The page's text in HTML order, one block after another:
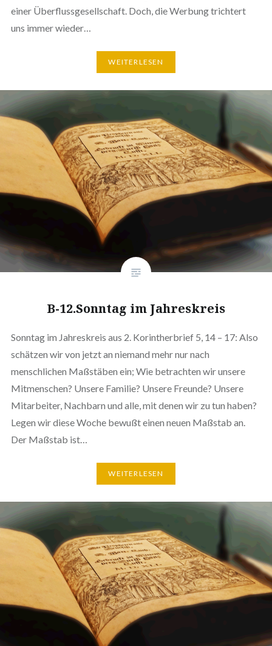
einer Überflussgesellschaft. Doch, die Werbung trichtert
uns immer wieder…
WEITERLESEN
B-12.Sonntag im Jahreskreis
Sonntag im Jahreskreis aus 2. Korintherbrief 5, 14 – 17: Also
schätzen wir von jetzt an niemand mehr nur nach
menschlichen Maßstäben ein; Wie betrachten wir unsere
Mitmenschen? Unsere Familie? Unsere Freunde? Unsere
Mitarbeiter, Nachbarn und alle, mit denen wir zu tun haben?
Legen wir diese Woche bewußt einen neuen Maßstab an.
Der Maßstab ist…
WEITERLESEN